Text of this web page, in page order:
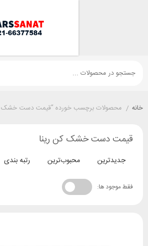
برچسب خورده “قیمت دست خشک کن رینا”
دست خشک کن رینا
محبوب‌ترین رتبه بندی ارزان‌ترین
ها: